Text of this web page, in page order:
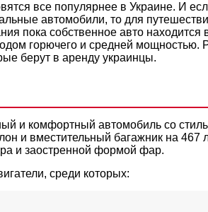
все популярнее в Украине. И
автомобили, то для
пока собственное авто находится
горючего и средней мощностью.
берут в аренду украинцы.
и комфортный автомобиль со
и вместительный багажник на 467
и заостренной формой фар.
среди которых: